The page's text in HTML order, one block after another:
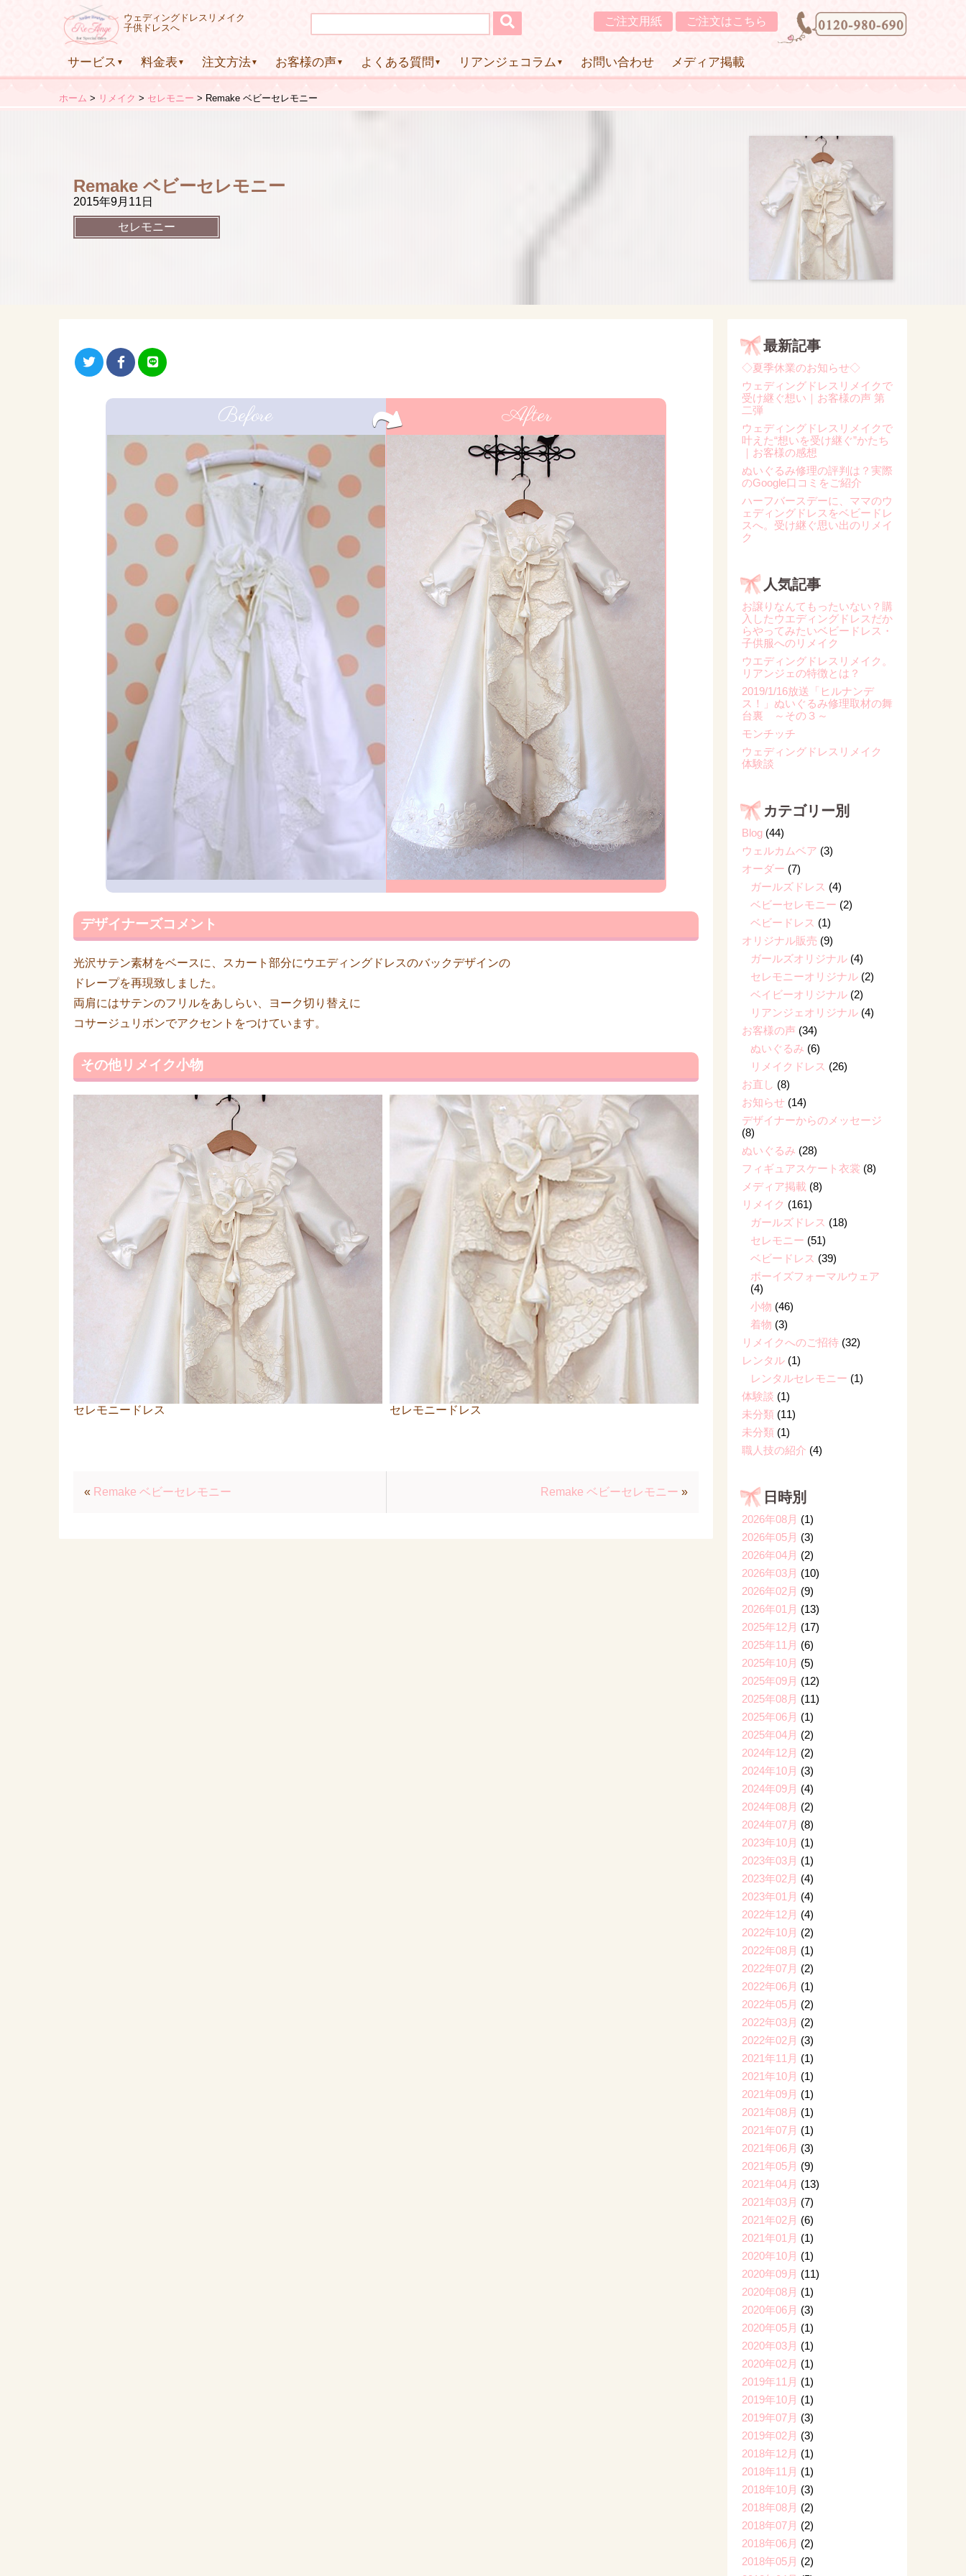
ウェディングドレスリメイク
子供ドレスへ
ご注文用紙 ご注文はこちら
サービス 料金表 注文方法 お客様の声 よくある質問 リアンジェコラム お問い合わせ メディア掲載
ホーム リメイク セレモニー Remake ベビーセレモニー
Remake ベビーセレモニー
2015年9月11日
セレモニー
デザイナーズコメント
光沢サテン素材をベースに、スカート部分にウエディングドレスのバックデザインの
ドレープを再現致しました。
両肩にはサテンのフリルをあしらい、ヨーク切り替えに
コサージュリボンでアクセントをつけています。
その他リメイク小物
セレモニードレス セレモニードレス
« Remake ベビーセレモニー Remake ベビーセレモニー »
最新記事
◇夏季休業のお知らせ◇
ウェディングドレスリメイクで
受け継ぐ想い｜お客様の声 第
二弾
ウェディングドレスリメイクで
叶えた“想いを受け継ぐ”かたち
｜お客様の感想
ぬいぐるみ修理の評判は？実際
のGoogle口コミをご紹介
ハーフバースデーに、ママのウ
ェディングドレスをベビードレ
スへ。受け継ぐ思い出のリメイ
ク
人気記事
お譲りなんてもったいない？購
入したウエディングドレスだか
らやってみたいベビードレス・
子供服へのリメイク
ウエディングドレスリメイク。
リアンジェの特徴とは？
2019/1/16放送「ヒルナンデ
ス！」ぬいぐるみ修理取材の舞
台裏 ～その３～
モンチッチ
ウェディングドレスリメイク
体験談
カテゴリー別
Blog (44)
ウェルカムベア (3)
オーダー (7)
ガールズドレス (4)
ベビーセレモニー (2)
ベビードレス (1)
オリジナル販売 (9)
ガールズオリジナル (4)
セレモニーオリジナル (2)
ベイビーオリジナル (2)
リアンジェオリジナル (4)
お客様の声 (34)
ぬいぐるみ (6)
リメイクドレス (26)
お直し (8)
お知らせ (14)
デザイナーからのメッセージ
(8)
ぬいぐるみ (28)
フィギュアスケート衣裳 (8)
メディア掲載 (8)
リメイク (161)
ガールズドレス (18)
セレモニー (51)
ベビードレス (39)
ボーイズフォーマルウェア
(4)
小物 (46)
着物 (3)
リメイクへのご招待 (32)
レンタル (1)
レンタルセレモニー (1)
体験談 (1)
未分類 (11)
未分類 (1)
職人技の紹介 (4)
日時別
2026年08月 (1)
2026年05月 (3)
2026年04月 (2)
2026年03月 (10)
2026年02月 (9)
2026年01月 (13)
2025年12月 (17)
2025年11月 (6)
2025年10月 (5)
2025年09月 (12)
2025年08月 (11)
2025年06月 (1)
2025年04月 (2)
2024年12月 (2)
2024年10月 (3)
2024年09月 (4)
2024年08月 (2)
2024年07月 (8)
2023年10月 (1)
2023年03月 (1)
2023年02月 (4)
2023年01月 (4)
2022年12月 (4)
2022年10月 (2)
2022年08月 (1)
2022年07月 (2)
2022年06月 (1)
2022年05月 (2)
2022年03月 (2)
2022年02月 (3)
2021年11月 (1)
2021年10月 (1)
2021年09月 (1)
2021年08月 (1)
2021年07月 (1)
2021年06月 (3)
2021年05月 (9)
2021年04月 (13)
2021年03月 (7)
2021年02月 (6)
2021年01月 (1)
2020年10月 (1)
2020年09月 (11)
2020年08月 (1)
2020年06月 (3)
2020年05月 (1)
2020年03月 (1)
2020年02月 (1)
2019年11月 (1)
2019年10月 (1)
2019年07月 (3)
2019年02月 (3)
2018年12月 (1)
2018年11月 (1)
2018年10月 (3)
2018年08月 (2)
2018年07月 (2)
2018年06月 (2)
2018年05月 (2)